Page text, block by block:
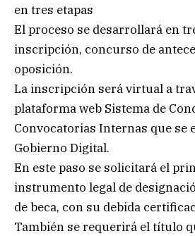
en tres etapas
El proceso se desarrollará en
inscripción, concurso de
oposición.
La inscripción será virtual a
plataforma web Sistema de
Convocatorias Internas que se
Gobierno Digital.
En este paso se solicitará el
instrumento legal de
de beca, con su debida
También se requerirá el título